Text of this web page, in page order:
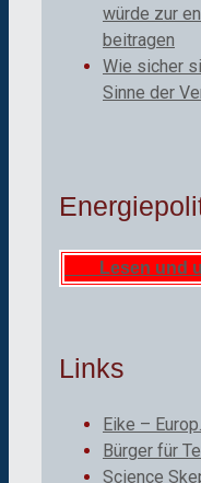
würde zur
beitragen
Wie sicher
Sinne der
Lesen und
Links
Eike –
Bürger für
Science